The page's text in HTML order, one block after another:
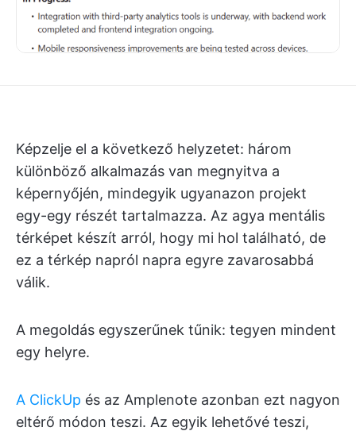
Képzelje el a következő helyzetet: három
különböző alkalmazás van megnyitva a
képernyőjén, mindegyik ugyanazon projekt
egy-egy részét tartalmazza. Az agya mentális
térképet készít arról, hogy mi hol található, de
ez a térkép napról napra egyre zavarosabbá
válik.
A megoldás egyszerűnek tűnik: tegyen mindent
egy helyre.
A ClickUp és az Amplenote azonban ezt nagyon
eltérő módon teszi. Az egyik lehetővé teszi,